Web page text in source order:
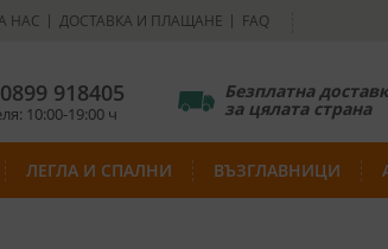
НАС ДОСТАВКА И ПЛАЩАНЕ FAQ
0899 918405
10:00-19:00 ч
Безплатна
за цялата страна
ЛЕГЛА И СПАЛНИ ВЪЗГЛАВНИЦИ